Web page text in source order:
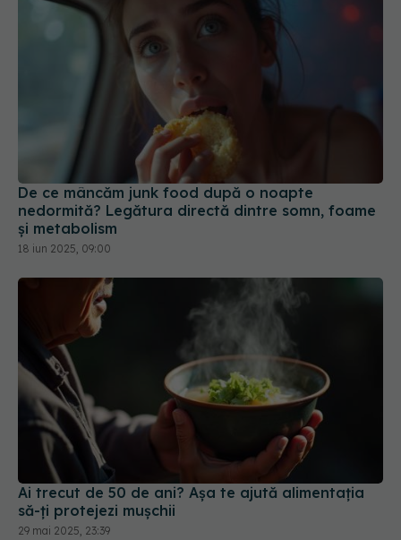
De ce mâncăm junk food după o noapte
nedormită? Legătura directă dintre somn, foame
și metabolism
18 iun 2025, 09:00
Ai trecut de 50 de ani? Așa te ajută alimentația
să-ți protejezi mușchii
29 mai 2025, 23:39